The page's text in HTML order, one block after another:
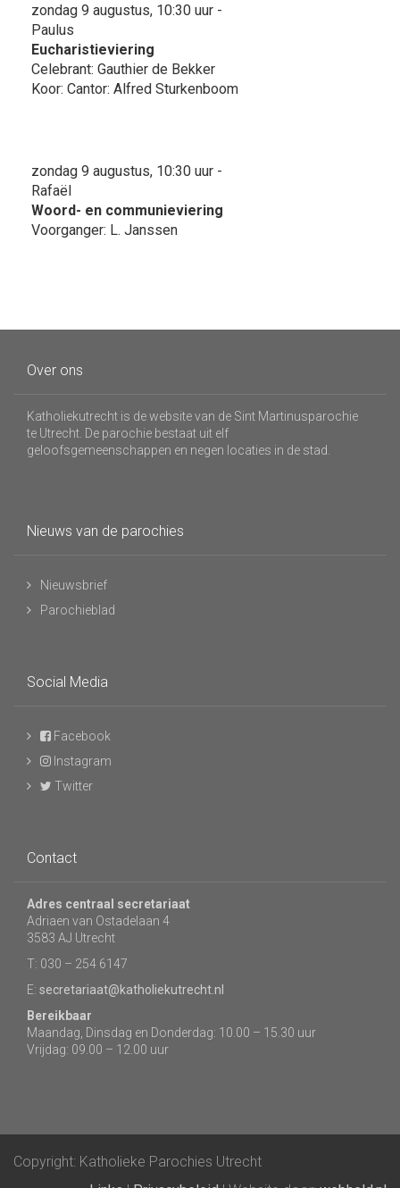
zondag 9 augustus, 10:30 uur -
Paulus
Eucharistieviering
Celebrant: Gauthier de Bekker
Koor: Cantor: Alfred Sturkenboom
zondag 9 augustus, 10:30 uur -
Rafaël
Woord- en communieviering
Voorganger: L. Janssen
Over ons
Katholiekutrecht is de website van de Sint Martinusparochie
te Utrecht. De parochie bestaat uit elf
geloofsgemeenschappen en negen locaties in de stad.
Nieuws van de parochies
Nieuwsbrief
Parochieblad
Social Media
Facebook
Instagram
Twitter
Contact
Adres centraal secretariaat
Adriaen van Ostadelaan 4
3583 AJ Utrecht
T: 030 – 254 6147
E: secretariaat@katholiekutrecht.nl
Bereikbaar
Maandag, Dinsdag en Donderdag: 10.00 – 15.30 uur
Vrijdag: 09.00 – 12.00 uur
Copyright: Katholieke Parochies Utrecht